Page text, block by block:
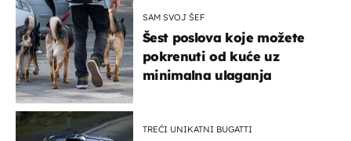
SAM SVOJ ŠEF
Šest poslova koje možete
pokrenuti od kuće uz
minimalna ulaganja
TREĆI UNIKATNI BUGATTI